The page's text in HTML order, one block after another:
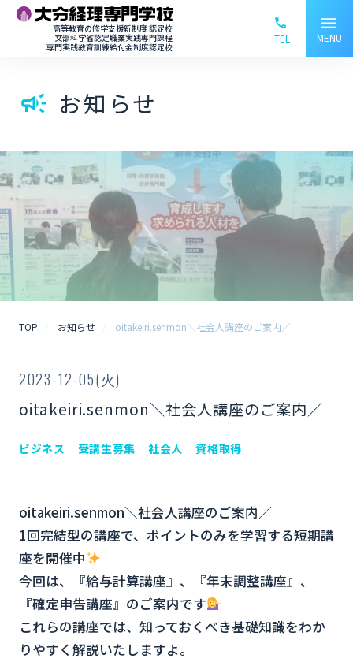
高等教育の修学支援新制度 認定校
文部科学省認定職業実践専門課程
専門実践教育訓練給付金制度認定校
TEL
menu
MENU
campaign お知らせ
TOP お知らせ oitakeiri.senmon＼社会人講座のご案内／
2023-12-05(火)
oitakeiri.senmon＼社会人講座のご案内／
ビジネス 受講生募集 社会人 資格取得
oitakeiri.senmon＼社会人講座のご案内／
1回完結型の講座で、ポイントのみを学習する短期講
座を開催中
今回は、『給与計算講座』、『年末調整講座』、
『確定申告講座』のご案内です
これらの講座では、知っておくべき基礎知識をわか
りやすく解説いたしますよ。